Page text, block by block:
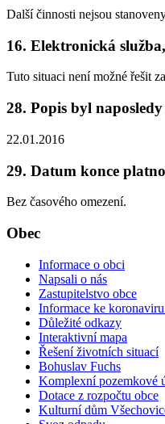
Další činnosti nejsou
16. Elektronická
Tuto situaci není možné řešit
28. Popis byl
22.01.2016
29. Datum konce
Bez časového omezení.
Obec
Informace o obci
Napsali o nás
Zastupitelstvo obce
Informace ke
Důležité odkazy
Interaktivní mapa
Řešení životních situací
Bohuslav Fuchs
Komplexní pozemkové
Dotace z rozpočtu obce
Kulturní dům